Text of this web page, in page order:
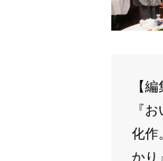
【
『
化作
かり